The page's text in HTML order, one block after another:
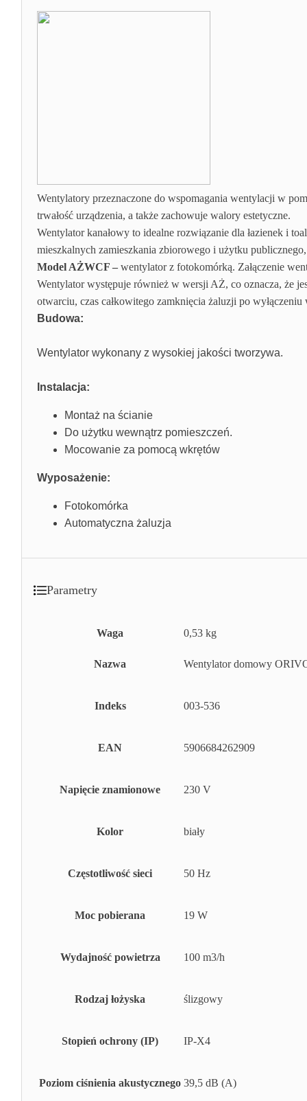
Wentylatory przeznaczone do wspomagania wentylacji w
trwałość urządzenia, a także zachowuje walory estetyczne.
Wentylator kanałowy to idealne rozwiązanie dla łazienek i
mieszkalnych zamieszkania zbiorowego i użytku
Model AŻWCF – wentylator z fotokomórką. Załączenie
Wentylator występuje również w wersji AŻ, co oznacza, że
otwarciu, czas całkowitego zamknięcia żaluzji po
Budowa:
Wentylator wykonany z wysokiej jakości tworzywa.
Instalacja:
Montaż na ścianie
Do użytku wewnątrz pomieszczeń.
Mocowanie za pomocą wkrętów
Wyposażenie:
Fotokomórka
Automatyczna żaluzja
Parametry
Waga 0,53 kg
Nazwa Wentylator domowy
Indeks 003-536
EAN 5906684262909
Napięcie znamionowe 230 V
Kolor biały
Częstotliwość sieci 50 Hz
Moc pobierana 19 W
Wydajność powietrza 100 m3/h
Rodzaj łożyska ślizgowy
Stopień ochrony (IP) IP-X4
Poziom ciśnienia akustycznego 39,5 dB (A)